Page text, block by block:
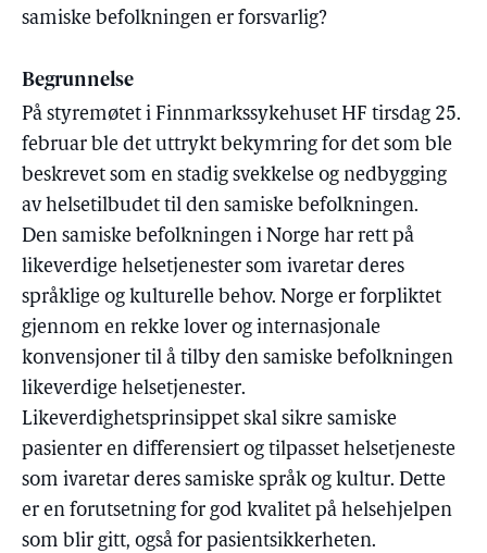
samiske befolkningen er forsvarlig?
Begrunnelse
På styremøtet i Finnmarkssykehuset HF tirsdag 25.
februar ble det uttrykt bekymring for det som ble
beskrevet som en stadig svekkelse og nedbygging
av helsetilbudet til den samiske befolkningen.
Den samiske befolkningen i Norge har rett på
likeverdige helsetjenester som ivaretar deres
språklige og kulturelle behov. Norge er forpliktet
gjennom en rekke lover og internasjonale
konvensjoner til å tilby den samiske befolkningen
likeverdige helsetjenester.
Likeverdighetsprinsippet skal sikre samiske
pasienter en differensiert og tilpasset helsetjeneste
som ivaretar deres samiske språk og kultur. Dette
er en forutsetning for god kvalitet på helsehjelpen
som blir gitt, også for pasientsikkerheten.